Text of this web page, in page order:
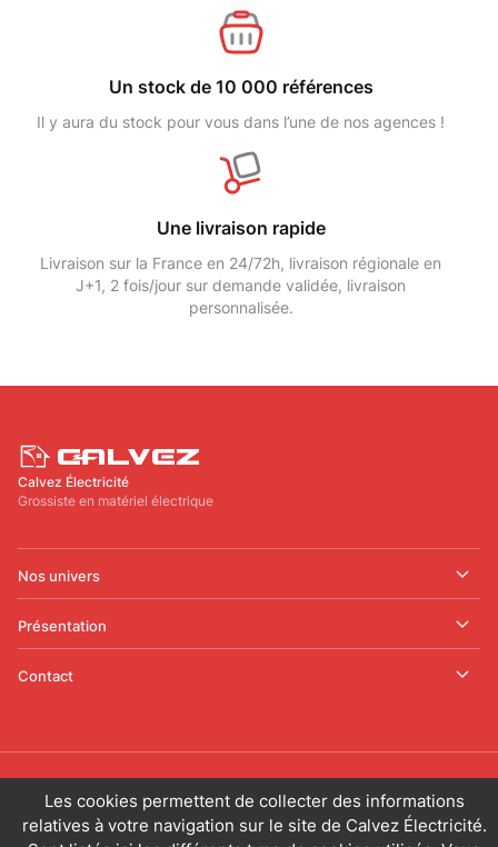
Un stock de 10 000 références
Il y aura du stock pour vous dans l’une de nos agences !
Une livraison rapide
Livraison sur la France en 24/72h, livraison régionale en
J+1, 2 fois/jour sur demande validée, livraison
personnalisée.
Calvez Électricité
Grossiste en matériel électrique
Nos univers
Présentation
Contact
© 2025 CALVEZ ÉLECTRICITÉ. Tous droits réservés.
Les cookies permettent de collecter des informations
relatives à votre navigation sur le site de Calvez Électricité.